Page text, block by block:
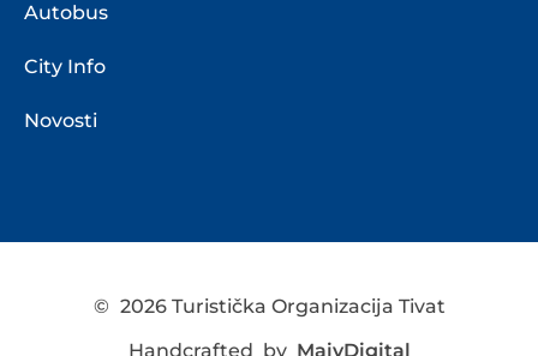
Autobus
City Info
Novosti
© 2026 Turistička Organizacija Tivat
Handcrafted by MaivDigital